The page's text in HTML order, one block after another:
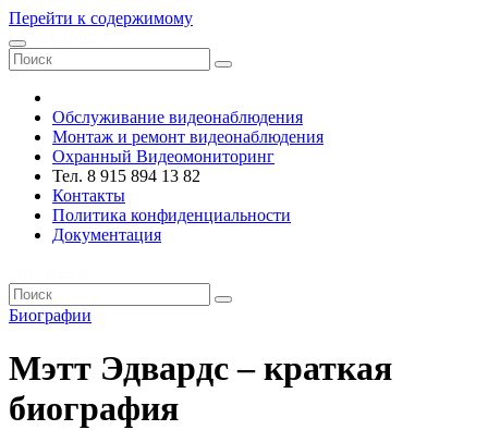
Перейти к содержимому
Обслуживание видеонаблюдения
Монтаж и ремонт видеонаблюдения
Охранный Видеомониторинг
Тел. 8 915 894 13 82
Контакты
Политика конфиденциальности
Документация
Биографии
Мэтт Эдвардс – краткая
биография